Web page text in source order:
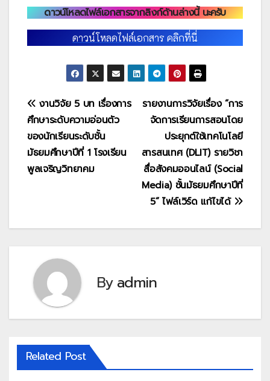
ดาวน์โหลดไฟล์เอกสารจากลิงก์ด้านล่างนี้ นะครับ
ดาวน์โหลดไฟล์เอกสาร คลิกที่นี่
แนะแนว
เรื่อง
รายงานการวิจัยเรื่อง “การ
จัดการเรียนการสอนโดย
ประยุกต์ใช้เทคโนโลยี
สารสนเทศ (DLIT) รายวิชา
สื่อสังคมออนไลน์ (Social
Media) ชั้นมัธยมศึกษาปีที่
5” ไฟล์เวิร์ด แก้ไขได้
งานวิจัย 5 บท เรื่องการ
ศึกษาระดับความอ่อนตัว
ของนักเรียนระดับชั้น
มัธยมศึกษาปีที่ 1 โรงเรียน
พูลเจริญวิทยาคม
Byadmin
Related Post